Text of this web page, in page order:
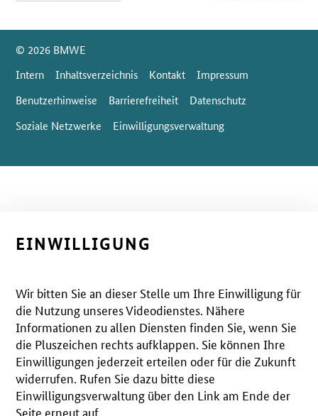
SrOnlyServicemenü
© 2026 BMWE
Intern
Inhaltsverzeichnis Kontakt
Impressum
Benutzerhinweise
Barrierefreiheit
Datenschutz
Soziale Netzwerke
Einwilligungsverwaltung
EINWILLIGUNG
Wir bitten Sie an dieser Stelle um Ihre Einwilligung für
die Nutzung unseres Videodienstes. Nähere
Informationen zu allen Diensten finden Sie, wenn Sie
die Pluszeichen rechts aufklappen. Sie können Ihre
Einwilligungen jederzeit erteilen oder für die Zukunft
widerrufen. Rufen Sie dazu bitte diese
Einwilligungsverwaltung über den Link am Ende der
Seite erneut auf.